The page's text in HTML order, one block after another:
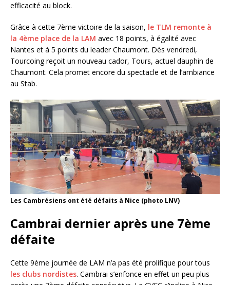
efficacité au block.
Grâce à cette 7ème victoire de la saison, le TLM remonte à
la 4ème place de la LAM avec 18 points, à égalité avec
Nantes et à 5 points du leader Chaumont. Dès vendredi,
Tourcoing reçoit un nouveau cador, Tours, actuel dauphin de
Chaumont. Cela promet encore du spectacle et de l’ambiance
au Stab.
Les Cambrésiens ont été défaits à Nice (photo LNV)
Cambrai dernier après une 7ème
défaite
Cette 9ème journée de LAM n’a pas été prolifique pour tous
les clubs nordistes. Cambrai s’enfonce en effet un peu plus